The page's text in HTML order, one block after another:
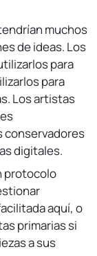
muchos
de ideas. Los
para
para
Los artistas
conservadores
digitales.
protocolo
aquí, o
primarias si
a sus